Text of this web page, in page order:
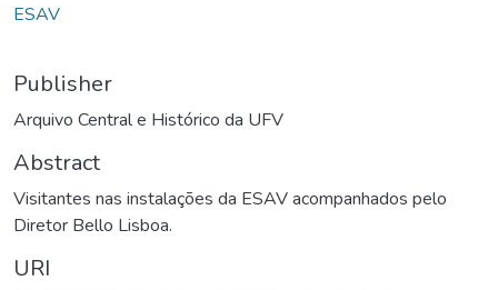
ESAV
Publisher
Arquivo Central e Histórico da UFV
Abstract
Visitantes nas instalações da ESAV acompanhados pelo
Diretor Bello Lisboa.
URI